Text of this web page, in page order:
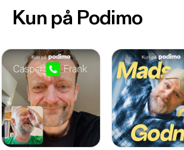
Kun på Podimo